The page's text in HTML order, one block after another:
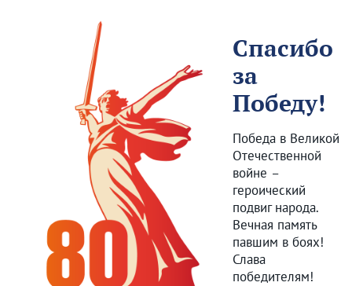
Спасибо
за
Победу!
Победа в Великой
Отечественной
войне –
героический
подвиг народа.
Вечная память
павшим в боях!
Слава
победителям!